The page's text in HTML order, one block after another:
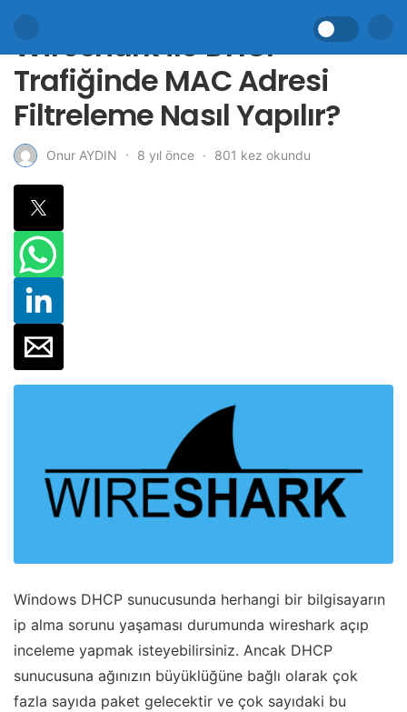
Wireshark ile DHCP
Trafiğinde MAC Adresi
Filtreleme Nasıl Yapılır?
Onur AYDIN 8 yıl önce 801 kez okundu
Windows DHCP sunucusunda herhangi bir bilgisayarın
ip alma sorunu yaşaması durumunda wireshark açıp
inceleme yapmak isteyebilirsiniz. Ancak DHCP
sunucusuna ağınızın büyüklüğüne bağlı olarak çok
fazla sayıda paket gelecektir ve çok sayıdaki bu